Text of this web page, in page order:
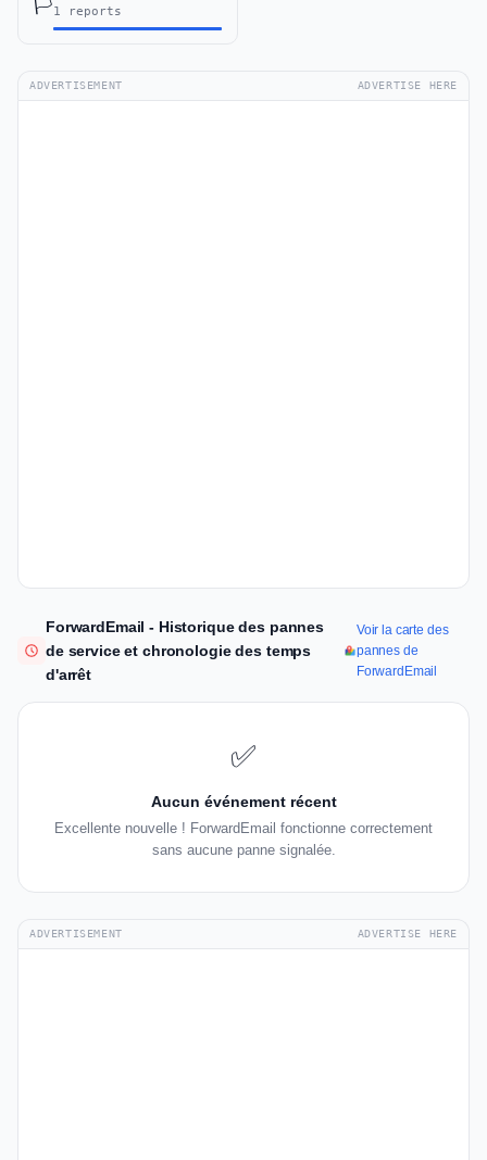
🏳️1 reports
ADVERTISEMENT ADVERTISE HERE
ForwardEmail - Historique des pannes
de service et chronologie des temps
d'arrêt
Voir la carte des
pannes de
ForwardEmail
✅
Aucun événement récent
Excellente nouvelle ! ForwardEmail fonctionne correctement
sans aucune panne signalée.
ADVERTISEMENT ADVERTISE HERE